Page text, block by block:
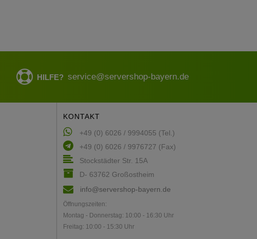
HILFE? service@servershop-bayern.de
KONTAKT
+49 (0) 6026 / 9994055 (Tel.)
+49 (0) 6026 / 9976727 (Fax)
Stockstädter Str. 15A
D- 63762 Großostheim
info@servershop-bayern.de
Öffnungszeiten:
Montag - Donnerstag: 10:00 - 16:30 Uhr
Freitag: 10:00 - 15:30 Uhr